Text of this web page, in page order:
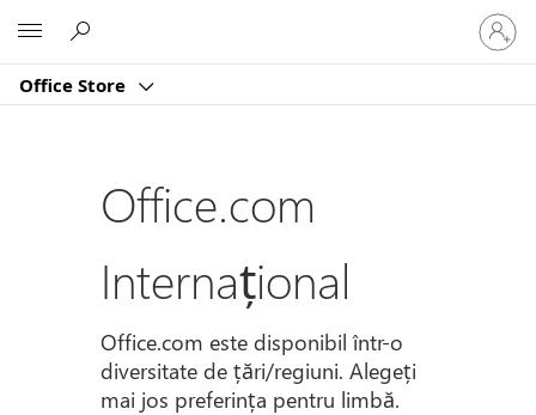
Office Store
vă
la
dvs.
Office.com
Internațional
Office.com este disponibil într-o
diversitate de țări/regiuni. Alegeți
mai jos preferința pentru limbă.